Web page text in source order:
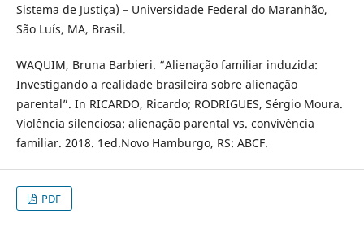
Sistema de Justiça) – Universidade Federal do Maranhão,
São Luís, MA, Brasil.
WAQUIM, Bruna Barbieri. “Alienação familiar induzida:
Investigando a realidade brasileira sobre alienação
parental”. In RICARDO, Ricardo; RODRIGUES, Sérgio Moura.
Violência silenciosa: alienação parental vs. convivência
familiar. 2018. 1ed.Novo Hamburgo, RS: ABCF.
PDF